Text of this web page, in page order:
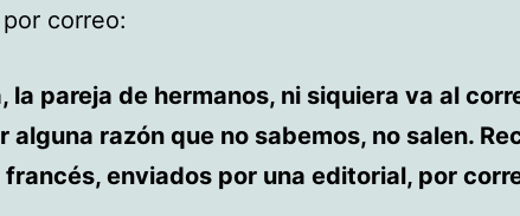
correo:
la pareja de hermanos, ni siquiera va al
alguna razón que no sabemos, no salen.
francés, enviados por una editorial, por